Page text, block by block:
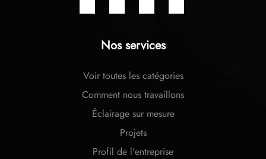
Nos services
Voir toutes les catégories
Comment nous travaillons
Éclairage sur mesure
Projets
Profil de l'entreprise